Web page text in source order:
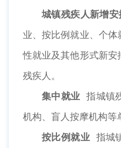
城镇残疾人新增
业、按比例就业、个
性就业及其他形式新安
残疾人。
集中就业 指城镇
机构、盲人按摩机构等
按比例就业指城